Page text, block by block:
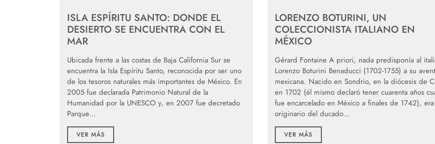
ISLA ESPÍRITU SANTO: DONDE EL
DESIERTO SE ENCUENTRA CON EL
MAR
Ubicada frente a las costas de Baja California Sur se
encuentra la Isla Espíritu Santo, reconocida por ser uno
de los tesoros naturales más importantes de México. En
2005 fue declarada Patrimonio Natural de la
Humanidad por la UNESCO y, en 2007 fue decretado
Parque…
VER MÁS
LORENZO BOTURINI, UN
COLECCIONISTA ITALIANO EN
MÉXICO
Gérard Fontaine A priori, nada predisponía al
Lorenzo Boturini Benaducci (1702-1755) a su
mexicana. Nacido en Sondrio, en la diócesis de
en 1702 (él mismo declaró tener cuarenta años
fue encarcelado en México a finales de 1742), era
originario del ducado…
VER MÁS